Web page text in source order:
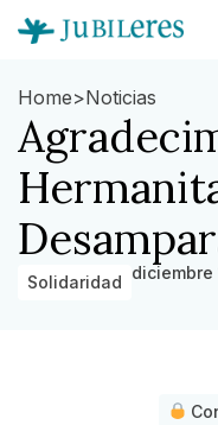
Home>Noticias
Solidaridad diciembre